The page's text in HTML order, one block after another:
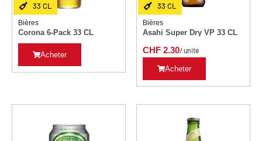
33 CL
Bières
Corona 6-Pack 33 CL
Acheter
33 CL
Bières
Asahi Super Dry VP 33 CL
CHF 2.30/ unité
Acheter